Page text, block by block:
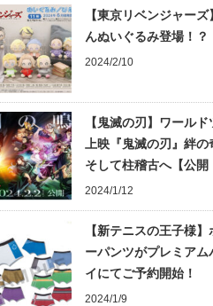
【東京リベンジャーズ
んぬいぐるみ登場！？
2024/2/10
【鬼滅の刃】ワール
上映『鬼滅の刃』絆の
そして柱稽古へ【公開
2024/1/12
【新テニスの王子様
ーパンツがプレミアム
イにてご予約開始！
2024/1/9